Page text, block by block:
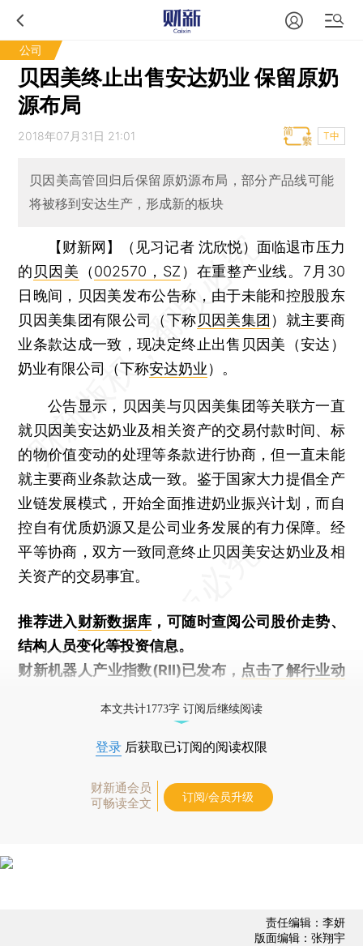
公司
贝因美终止出售安达奶业 保留原奶
源布局
2018年07月31日 21:01 T中
贝因美高管回归后保留原奶源布局，部分产品线可能
将被移到安达生产，形成新的板块
【财新网】（见习记者 沈欣悦）面临退市压力
的 贝因美 （002570，SZ ）在重整产业线。7月30
日晚间，贝因美发布公告称，由于未能和控股股东
贝因美集团有限公司（下称贝因美集团 ）就主要商
业条款达成一致，现决定终止出售贝因美（安达）
奶业有限公司（下称安达奶业）。
公告显示，贝因美与贝因美集团等关联方一直
就贝因美安达奶业及相关资产的交易付款时间、标
的物价值变动的处理等条款进行协商，但一直未能
就主要商业条款达成一致。鉴于国家大力提倡全产
业链发展模式，开始全面推进奶业振兴计划，而自
控自有优质奶源又是公司业务发展的有力保障。经
平等协商，双方一致同意终止贝因美安达奶业及相
关资产的交易事宜。
推荐进入财新数据库 ，可随时查阅公司股价走势、
结构人员变化等投资信息。
财新机器人产业指数(RII)已发布， 点击了解行业动
本文共计1773字 订阅后继续阅读
登录 后获取已订阅的阅读权限
财新通会员
可畅读全文
订阅/会员升级
责任编辑：李妍
版面编辑：张翔宇